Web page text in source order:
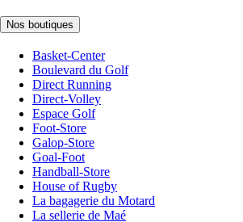
Nos boutiques
Basket-Center
Boulevard du Golf
Direct Running
Direct-Volley
Espace Golf
Foot-Store
Galop-Store
Goal-Foot
Handball-Store
House of Rugby
La bagagerie du Motard
La sellerie de Maé